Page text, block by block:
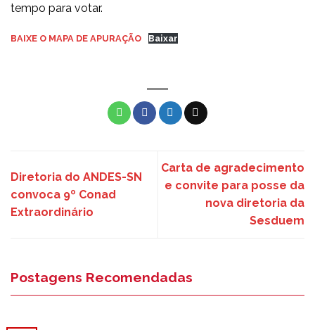
tempo para votar.
BAIXE O MAPA DE APURAÇÃO Baixar
Diretoria do ANDES-SN
convoca 9º Conad
Extraordinário
Carta de agradecimento
e convite para posse da
nova diretoria da
Sesduem
Postagens Recomendadas